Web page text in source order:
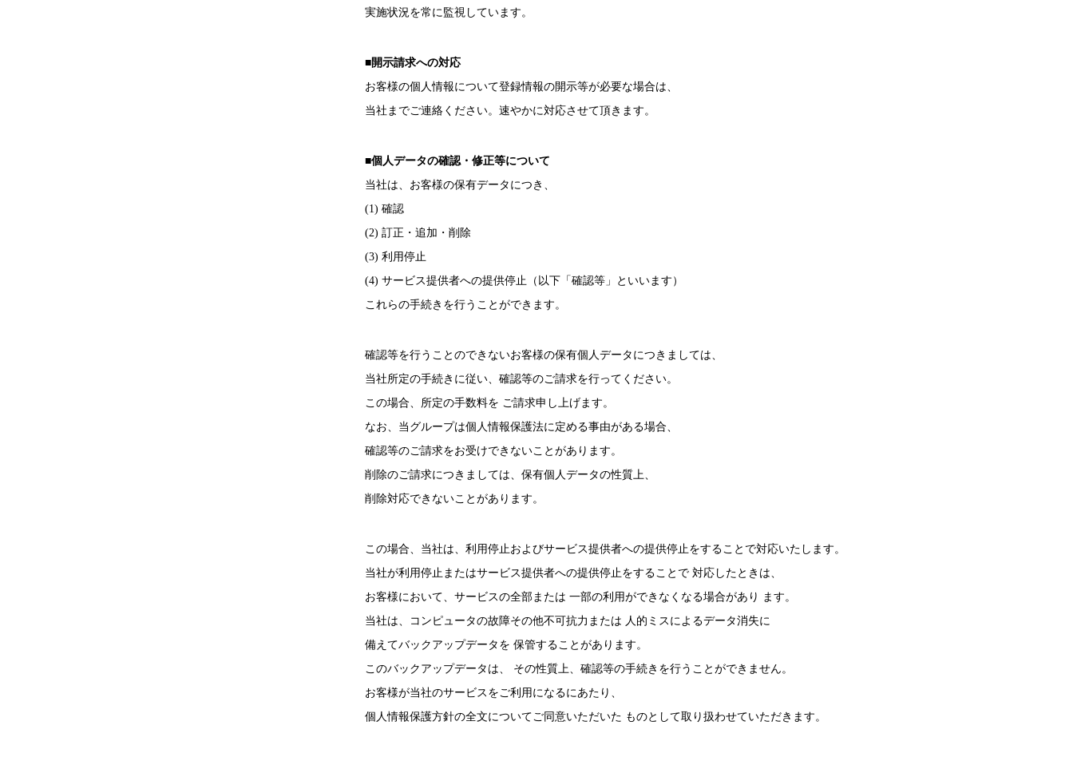
実施状況を常に監視しています。
■開示請求への対応
お客様の個人情報について登録情報の開示等が必要な場合は、
当社までご連絡ください。速やかに対応させて頂きます。
■個人データの確認・修正等について
当社は、お客様の保有データにつき、
(1) 確認
(2) 訂正・追加・削除
(3) 利用停止
(4) サービス提供者への提供停止（以下「確認等」といいます）
これらの手続きを行うことができます。
確認等を行うことのできないお客様の保有個人データにつきましては、
当社所定の手続きに従い、確認等のご請求を行ってください。
この場合、所定の手数料を ご請求申し上げます。
なお、当グループは個人情報保護法に定める事由がある場合、
確認等のご請求をお受けできないことがあります。
削除のご請求につきましては、保有個人データの性質上、
削除対応できないことがあります。
この場合、当社は、利用停止およびサービス提供者への提供停止をすることで対応いたします。
当社が利用停止またはサービス提供者への提供停止をすることで 対応したときは、
お客様において、サービスの全部または 一部の利用ができなくなる場合があり ます。
当社は、コンピュータの故障その他不可抗力または 人的ミスによるデータ消失に
備えてバックアップデータを 保管することがあります。
このバックアップデータは、 その性質上、確認等の手続きを行うことができません。
お客様が当社のサービスをご利用になるにあたり、
個人情報保護方針の全文についてご同意いただいた ものとして取り扱わせていただきます。